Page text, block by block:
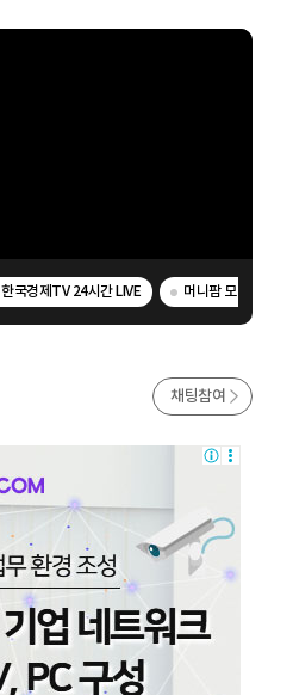
한국경제TV 24시간 LIVE 머니팜 모닝라이
채팅참여